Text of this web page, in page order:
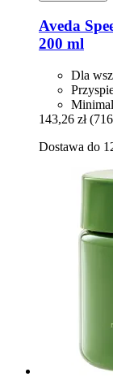
Aveda
200 ml
Dla
143,26 zł
Dostawa do